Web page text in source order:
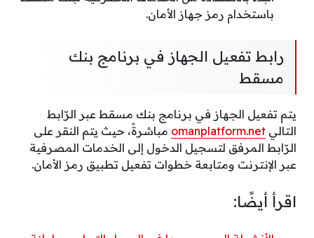
باستخدام رمز جهاز الأمان.
رابط تفعيل الجهاز في برنامج بنك
مسقط
يتم تفعيل الجهاز في برنامج بنك مسقط عبر الرّابط
التالي omanplatform.net مباشرةً، حيث يتم النقر على
الرّابط المرفق لتسجيل الدخول إلى الخدمات المصرفية
عبر الإنترنت ومتابعة خطوات تفعيل تطبيق رمز الأمان.
اقرأ أيضًا: